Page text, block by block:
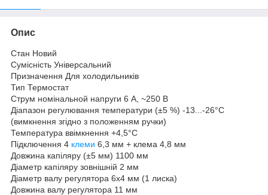
Опис
Стан Новий
Сумісність Універсальний
Призначення Для холодильників
Тип Термостат
Струм номінальной напруги 6 А, ~250 В
Діапазон регулювання температури (±5 %) -13...-26°С
(вимкнення згідно з положенням ручки)
Температура ввімкнення +4,5°С
Підключення 4 клеми 6,3 мм + клема 4,8 мм
Довжина капіляру (±5 мм) 1100 мм
Діаметр капіляру зовнішній 2 мм
Діаметр валу регулятора 6х4 мм (1 лиска)
Довжина валу регулятора 11 мм